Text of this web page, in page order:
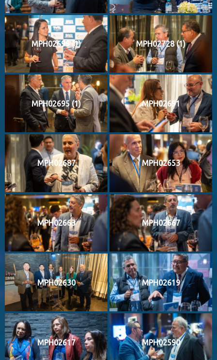
MPH02699 (1) MPH02728 (1)
MPH02695 (1) MPH02691
MPH02687 MPH02653
MPH02663 MPH02667
MPH02630 MPH02619
MPH02617 MPH02590